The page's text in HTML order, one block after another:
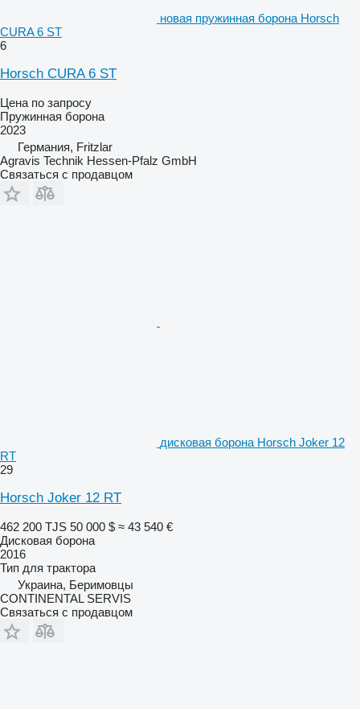
новая пружинная борона Horsch
CURA 6 ST
6
Horsch CURA 6 ST
Цена по запросу
Пружинная борона
2023
Германия, Fritzlar
Agravis Technik Hessen-Pfalz GmbH
Связаться с продавцом
дисковая борона Horsch Joker 12
RT
29
Horsch Joker 12 RT
462 200 TJS 50 000 $ ≈ 43 540 €
Дисковая борона
2016
Тип для трактора
Украина, Беримовцы
CONTINENTAL SERVIS
Связаться с продавцом